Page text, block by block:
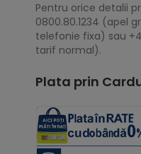
Pentru orice detalii
0800.80.1234 (apel
telefonie fixa) sau
tarif normal).
Plata prin